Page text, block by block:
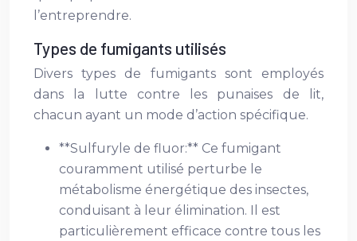
l’entreprendre.
Types de fumigants utilisés
Divers types de fumigants sont employés
dans la lutte contre les punaises de lit,
chacun ayant un mode d’action spécifique.
**Sulfuryle de fluor:** Ce fumigant
couramment utilisé perturbe le
métabolisme énergétique des insectes,
conduisant à leur élimination. Il est
particulièrement efficace contre tous les